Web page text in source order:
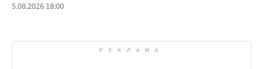
5.08.2026 18:00